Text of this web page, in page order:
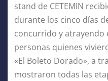
stand de CETEMIN
durante los cinco días
concurrido y atrayendo
personas quienes
«El Boleto Dorado», a
mostraron todas las